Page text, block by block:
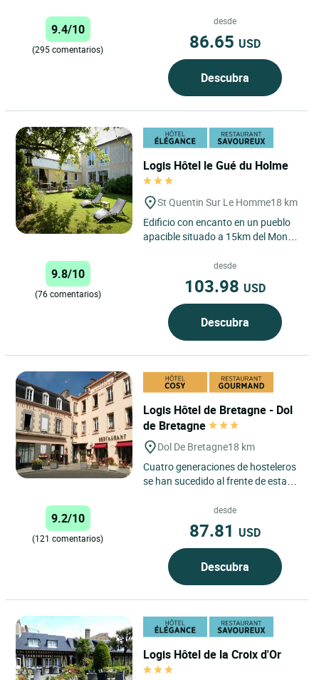
habitaciones tranquilas...
9.4/10
(295 comentarios)
desde
86.65 USD
Descubra
Logis Hôtel le Gué du Holme
St Quentin Sur Le Homme18 km
Edificio con encanto en un pueblo
apacible situado a 15km del Monte
y cocina cuidadosamente...
9.8/10
(76 comentarios)
desde
103.98 USD
Descubra
Logis Hôtel de Bretagne - Dol
de Bretagne
Dol De Bretagne18 km
Cuatro generaciones de hosteleros
se han sucedido al frente de esta
9.2/10
(121 comentarios)
desde
87.81 USD
Descubra
Logis Hôtel de la Croix d'Or